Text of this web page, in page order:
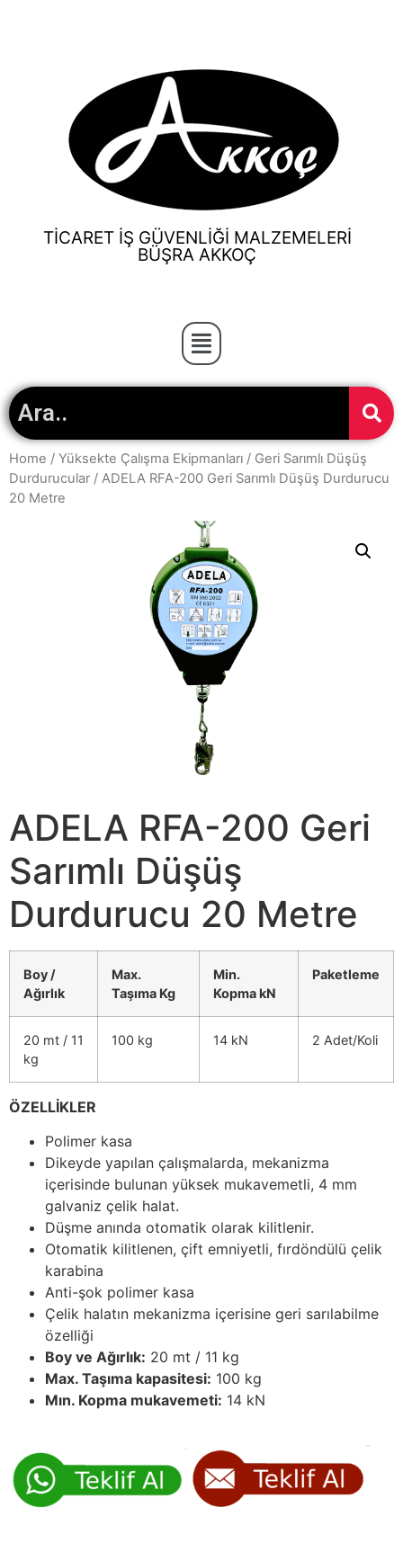
TİCARET İŞ GÜVENLİĞİ MALZEMELERİ
BÜŞRA AKKOÇ
Home / Yüksekte Çalışma Ekipmanları / Geri Sarımlı Düşüş
Durdurucular / ADELA RFA-200 Geri Sarımlı Düşüş Durdurucu
20 Metre
ADELA RFA-200 Geri
Sarımlı Düşüş
Durdurucu 20 Metre
Boy /
Ağırlık
Max.
Taşıma Kg
Min.
Kopma kN
Paketleme
20 mt / 11
kg
100 kg 14 kN 2 Adet/Koli
ÖZELLİKLER
Polimer kasa
Dikeyde yapılan çalışmalarda, mekanizma
içerisinde bulunan yüksek mukavemetli, 4 mm
galvaniz çelik halat.
Düşme anında otomatik olarak kilitlenir.
Otomatik kilitlenen, çift emniyetli, fırdöndülü çelik
karabina
Anti-şok polimer kasa
Çelik halatın mekanizma içerisine geri sarılabilme
özelliği
Boy ve Ağırlık: 20 mt / 11 kg
Max. Taşıma kapasitesi: 100 kg
Mın. Kopma mukavemeti: 14 kN